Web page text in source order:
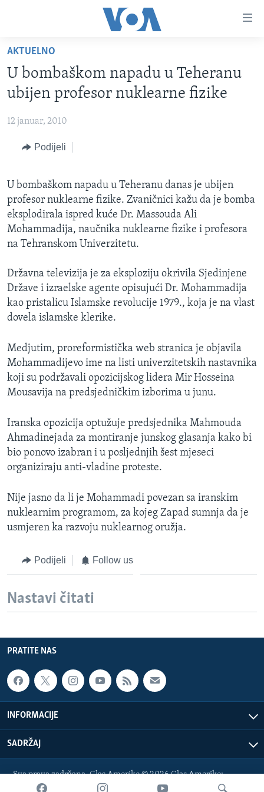
glavni
sadržaj
Pređi
na
glavnu
navigaciju
TV PROGRAM
VIDEO
FOTOGRAFIJE DANA
VIJESTI
SJEDINJENE AMERIČKE DRŽAVE
SVIJET
NAUKA I TEHNOLOGIJA
KORUPCIJA
SLOBODA MEDIJA
ŽENSKA STRANA
MAGAZIN
O GLASU AMERIKE
PRATITE NAS
AKTUELNO
U bombaškom napadu u Teheranu
ubijen profesor nuklearne fizike
12 januar, 2010
Podijeli
U bombaškom napadu u Teheranu danas je ubijen
profesor nuklearne fizike. Zvaničnici kažu da je bomba
eksplodirala ispred kuće Dr. Massouda Ali
Mohammadija, naučnika nuklearne fizike i profesora
na Tehranskom Univerzitetu.
Državna televizija je za eksploziju okrivila Sjedinjene
Države i izraelske agente opisujući Dr. Mohammadija
kao pristalicu Islamske revolucije 1979., koja je na vlast
dovela islamske klerike.
Medjutim, proreformistička web stranica je objavila
Mohammadijevo ime na listi univerzitetskih nastavnika
koji su podržavali opozicijskog lidera Mir Hosseina
Mousavija na predsjedničkim izborima u junu.
Iranska opozicija optužuje predsjednika Mahmouda
Ahmadinejada za montiranje junskog glasanja kako bi
bio ponovo izabran i u posljednjih šest mjeseci
organiziraju anti-vladine proteste.
Nije jasno da li je Mohammadi povezan sa iranskim
nuklearnim programom, za kojeg Zapad sumnja da je
usmjeren ka razvoju nuklearnog oružja.
Podijeli Follow us
Nastavi čitati
PRATITE NAS
INFORMACIJE
SADRŽAJ
Sva prava zadržana. Glas Amerike © 2026 Glas Amerike:
bosnian-service@voanews.com